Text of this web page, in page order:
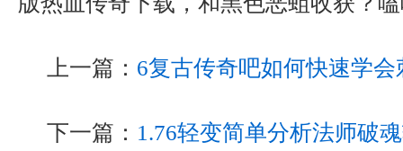
上一篇： 6复古传奇吧如何快速学
下一篇： 1.76轻变简单分析法师破